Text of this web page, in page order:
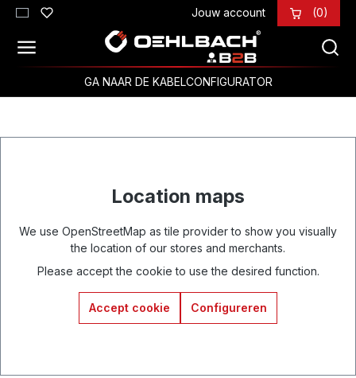
Ga naar de hoofdinhoud Jouw account (0)
GA NAAR DE KABELCONFIGURATOR
Location maps
We use OpenStreetMap as tile provider to show you visually
the location of our stores and merchants.
Please accept the cookie to use the desired function.
Accept cookie Configureren